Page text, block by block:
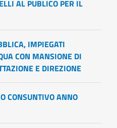
AL PUBLICO PER IL
IMPIEGATI
CON MANSIONE DI
E DIREZIONE
CONSUNTIVO ANNO